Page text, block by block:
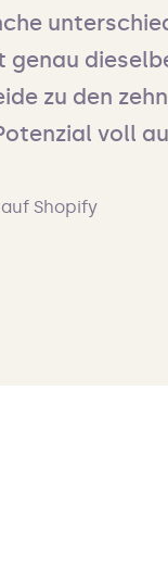
zu den
voll